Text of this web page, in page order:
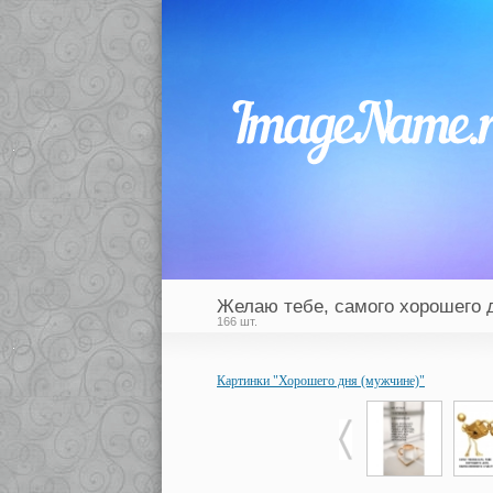
Желаю тебе, самого хорошего
166 шт.
Картинки "Хорошего дня (мужчине)"